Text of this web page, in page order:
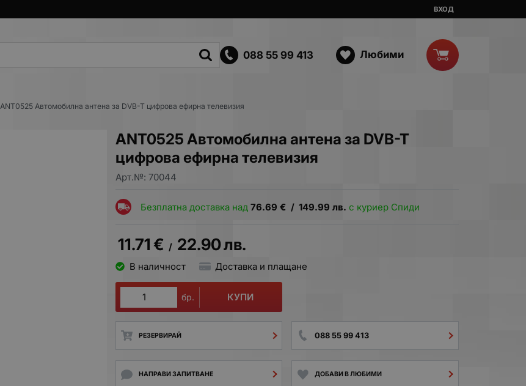
ВХОД
088 55 99 413 Любими
ANT0525 Автомобилна антена за DVB-T цифрова ефирна телевизия
ANT0525 Автомобилна антена за DVB-T
цифрова ефирна телевизия
Арт.№: 70044
Безплатна доставка над76.69 € / 149.99 лв. с куриер Спиди
11.71 € / 22.90лв.
В наличност Доставка и плащане
бр. КУПИ
РЕЗЕРВИРАЙ 088 55 99 413
НАПРАВИ ЗАПИТВАНЕ ДОБАВИ В ЛЮБИМИ